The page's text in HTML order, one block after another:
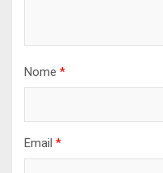
Nome *
Email *